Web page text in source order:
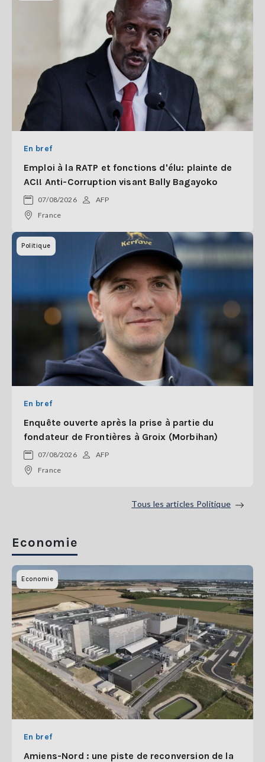
En bref
Emploi à la RATP et fonctions d'élu: plainte de
AC!! Anti-Corruption visant Bally Bagayoko
07/08/2026
AFP
France
Politique
En bref
Enquête ouverte après la prise à partie du
fondateur de Frontières à Groix (Morbihan)
07/08/2026
AFP
France
Tous les articles Politique
Economie
Economie
En bref
Amiens-Nord : une piste de reconversion de la